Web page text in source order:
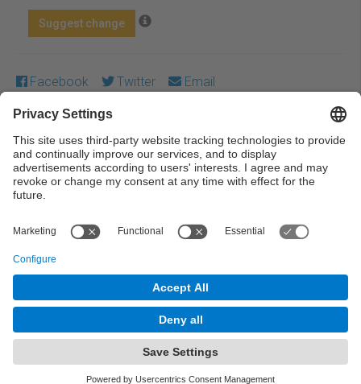
Suggest change
Facebook Twitter Email
Except where otherwise noted, content on this work is
licensed under a Creative Commons license:Attribution-
NonCommercial-NoDerivs 3.0 Spain
© UPC Universitat Politècnica de Catalunya ·
BarcelonaTech
Legal warning Privacy settings